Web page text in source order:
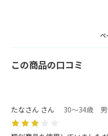
ペ
この商品の口コミ
たなさん さん 30～34歳